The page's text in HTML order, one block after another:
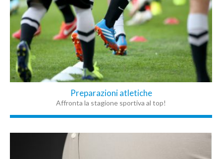
Preparazioni atletiche
Affronta la stagione sportiva al top!